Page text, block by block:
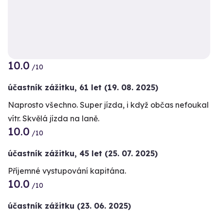
+1
10.0 /10
účastník zážitku, 61 let (19. 08. 2025)
Naprosto všechno. Super jízda, i když občas nefoukal
vítr. Skvělá jízda na laně.
10.0 /10
účastník zážitku, 45 let (25. 07. 2025)
Příjemné vystupování kapitána.
10.0 /10
účastník zážitku (23. 06. 2025)